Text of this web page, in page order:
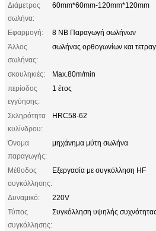
Διάμετρος
σωλήνα:
60mm*60mm-120mm*120mm
Εφαρμογή:
8 NB Παραγωγή σωλήνων
Άλλος
σωλήνας:
σωλήνας ορθογωνίων και
σκουληκιές:
Max.80m/min
περίοδος
εγγύησης:
1 έτος
Σκληρότητα
κυλίνδρου:
HRC58-62
Όνομα
παραγωγής:
μηχάνημα μύτη σωλήνα
Μέθοδος
συγκόλλησης:
Εξεργασία με συγκόλληση HF
Δυναμικό:
220V
Τύπος
συγκόλλησης:
Συγκόλληση υψηλής συχνότητας